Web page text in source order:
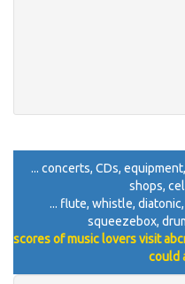
... concerts, CDs,
shops,
... flute, whistle,
squeezebox,
scores of music lovers visit
could